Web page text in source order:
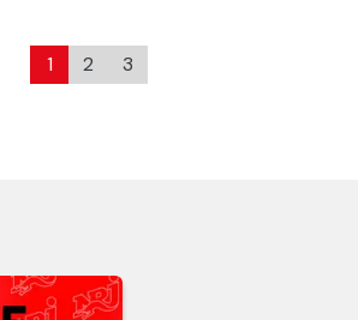
1 2 3